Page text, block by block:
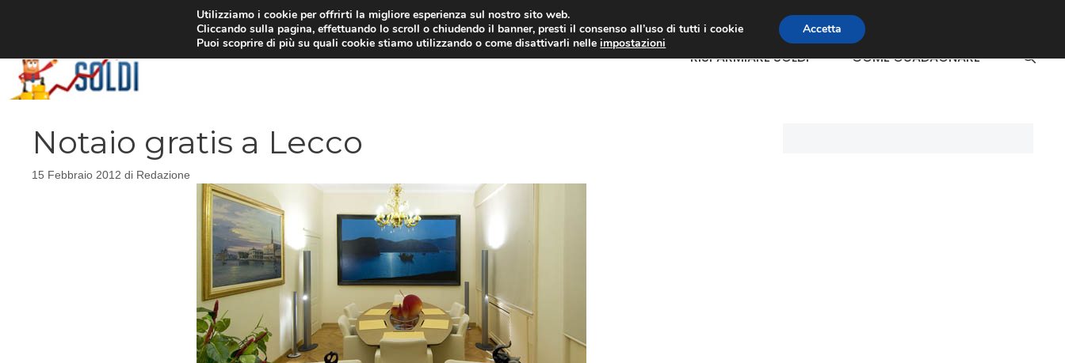
RISPARMIARE SOLDI COME GUADAGNARE
Notaio gratis a Lecco
15 Febbraio 2012 di Redazione
Utilizziamo i cookie per offrirti la migliore esperienza sul nostro sito web.
Cliccando sulla pagina, effettuando lo scroll o chiudendo il banner, presti il consenso all’uso di tutti i cookie
Puoi scoprire di più su quali cookie stiamo utilizzando o come disattivarli nelleimpostazioni
Accetta